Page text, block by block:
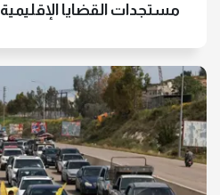
مستجدات القضايا الإقليمية